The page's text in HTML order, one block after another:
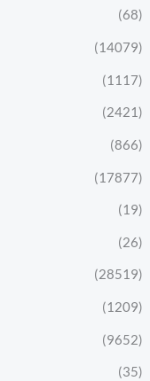
(68)
(14079)
(1117)
(2421)
(866)
(17877)
(19)
(26)
(28519)
(1209)
(9652)
(35)